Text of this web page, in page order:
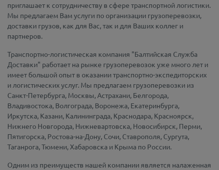
приглашает к сотрудничеству в сфере транспортной логистики.
Мы предлагаем Вам услуги по организации грузоперевозки,
доставки грузов, как для Вас, так и для Ваших коллег и
партнеров.
Транспортно-логистическая компания "Балтийская Служба
Доставки" работает на рынке грузоперевозок уже много лет и
имеет большой опыт в оказании транспортно-экспедиторских
и логистических услуг. Мы предлагаем грузоперевозки из
Санкт-Петербурга, Москвы, Астрахани, Белгорода,
Владивостока, Волгограда, Воронежа, Екатеринбурга,
Иркутска, Казани, Калининграда, Краснодара, Красноярск,
Нижнего Новгорода, Нижневартовска, Новосибирск, Перми,
Пятигорска, Ростова-на-Дону, Сочи, Ставрополя, Сургута,
Таганрога, Тюмени, Хабаровска и Крыма по России.
Одним из преимуществ нашей компании является налаженная